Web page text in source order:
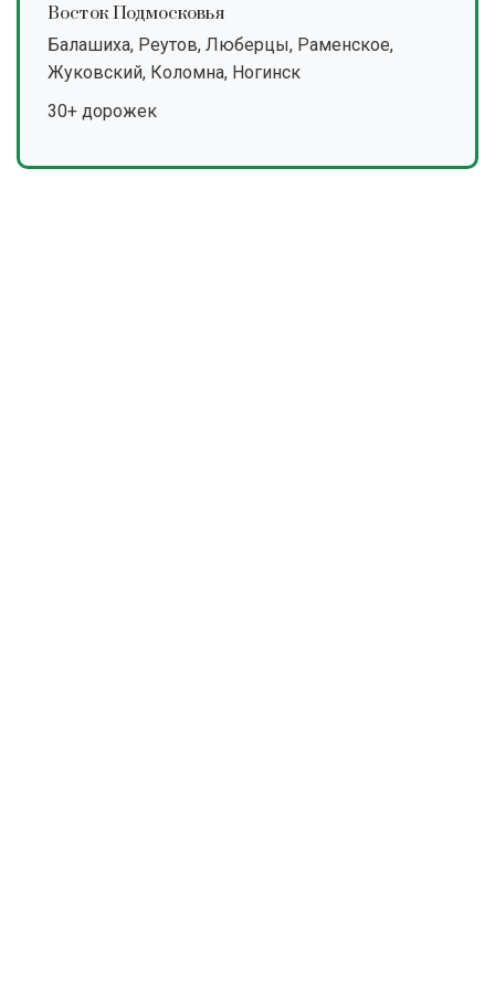
Восток Подмосковья
Балашиха, Реутов, Люберцы, Раменское,
Жуковский, Коломна, Ногинск
30+ дорожек